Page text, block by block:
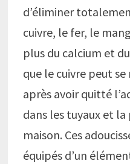
d’éliminer
cuivre, le fer, le
plus du calcium et
que le cuivre peut
après avoir quitté
dans les tuyaux et
maison. Ces
équipés d’un